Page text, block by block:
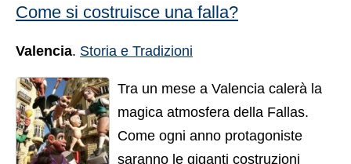
Come si costruisce una falla?
Valencia. Storia e Tradizioni
Tra un mese a Valencia calerà la
magica atmosfera della Fallas.
Come ogni anno protagoniste
saranno le giganti costruzioni